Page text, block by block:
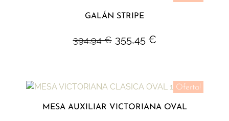
GALÁN STRIPE
394,94€ 355,45 €
Oferta!
MESA AUXILIAR VICTORIANA OVAL